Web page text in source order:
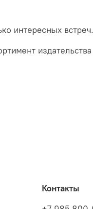
интересных встреч.
Контакты